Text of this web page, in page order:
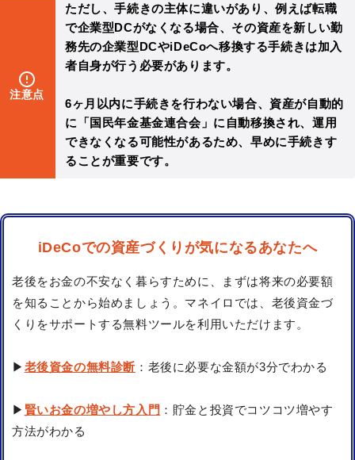
注意点
ただし、手続きの主体に違いがあり、例えば転職
で企業型DCがなくなる場合、その資産を新しい勤
務先の企業型DCやiDeCoへ移換する手続きは加入
者自身が行う必要があります。
6ヶ月以内に手続きを行わない場合、資産が自動的
に「国民年金基金連合会」に自動移換され、運用
できなくなる可能性があるため、早めに手続きす
ることが重要です。
iDeCoでの資産づくりが気になるあなたへ
老後をお金の不安なく暮らすために、まずは将来の必要額
を知ることから始めましょう。マネイロでは、老後資金づ
くりをサポートする無料ツールを利用いただけます。
▶ 老後資金の無料診断 ：老後に必要な金額が3分でわかる
▶ 賢いお金の増やし方入門 ：貯金と投資でコツコツ増やす
方法がわかる